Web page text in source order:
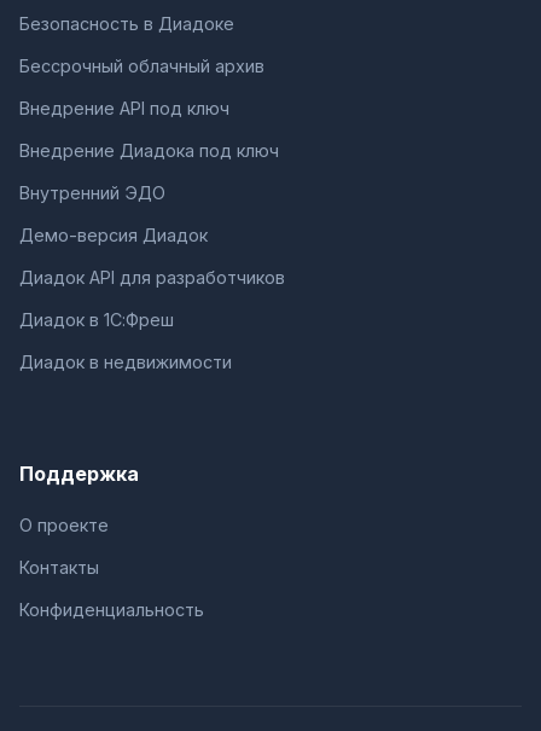
Безопасность в Диадоке
Бессрочный облачный архив
Внедрение API под ключ
Внедрение Диадока под ключ
Внутренний ЭДО
Демо-версия Диадок
Диадок API для разработчиков
Диадок в 1С:Фреш
Диадок в недвижимости
Поддержка
О проекте
Контакты
Конфиденциальность